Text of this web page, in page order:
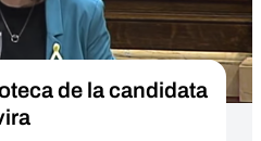
de la candidata